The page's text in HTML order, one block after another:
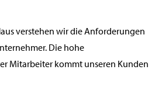
verstehen wir die Anforderungen
Die hohe
Mitarbeiter kommt unseren Kunden